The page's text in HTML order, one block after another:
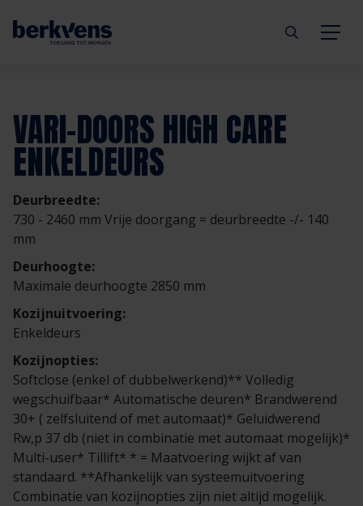
Deuren
Kozijnen
Hang- & sluitwerk
Diensten
Technische documentatie
Veelgestelde vragen
Eengezinswoning
Meergezinswoning
Utiliteitsgebouw
Prefab woning
Aannemer
Architect
Projectontwikkelaar
Handelspartner
Inbraakwerend
Brandwerend
Geluidwerend
Rookwerend
Duurzaamheid
Brochures
Technische documentatie
Veelgestelde vragen
mijndeur.nl
Webshop
Inspiratie
Verkooppunten
Veelgestelde vragen
Blog
Organisatie
Duurzaamheid
GND Garantiedeuren
Werken bij Berkvens
VARI-DOORS HIGH CARE
ENKELDEURS
Deurbreedte:
730 - 2460 mm Vrije doorgang = deurbreedte -/- 140
mm
Deurhoogte:
Maximale deurhoogte 2850 mm
Kozijnuitvoering:
Enkeldeurs
Kozijnopties:
Softclose (enkel of dubbelwerkend)** Volledig
wegschuifbaar* Automatische deuren* Brandwerend
30+ ( zelfsluitend of met automaat)* Geluidwerend
Rw,p 37 db (niet in combinatie met automaat mogelijk)*
Multi-user* Tillift* * = Maatvoering wijkt af van
standaard. **Afhankelijk van systeemuitvoering
Combinatie van kozijnopties zijn niet altijd mogelijk.